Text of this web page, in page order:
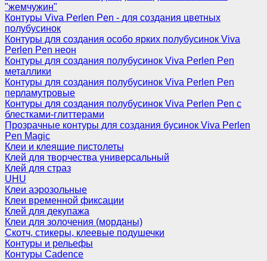
"жемчужин"
Контуры Viva Perlen Pen - для создания цветных
полубусинок
Контуры для создания особо ярких полубусинок Viva
Perlen Pen неон
Контуры для создания полубусинок Viva Perlen Pen
металлики
Контуры для создания полубусинок Viva Perlen Pen
перламутровые
Контуры для создания полубусинок Viva Perlen Pen с
блестками-глиттерами
Прозрачные контуры для создания бусинок Viva Perlen
Pen Magic
Клеи и клеящие пистолеты
Клей для творчества универсальный
Клей для страз
UHU
Клеи аэрозольные
Клеи временной фиксации
Клей для декупажа
Клеи для золочения (морданы)
Скотч, стикеры, клеевые подушечки
Контуры и рельефы
Контуры Cadence